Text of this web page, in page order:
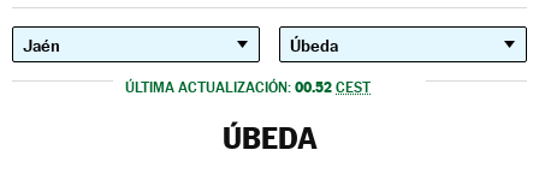
ÚLTIMA ACTUALIZACIÓN: 00.52 CEST
ÚBEDA